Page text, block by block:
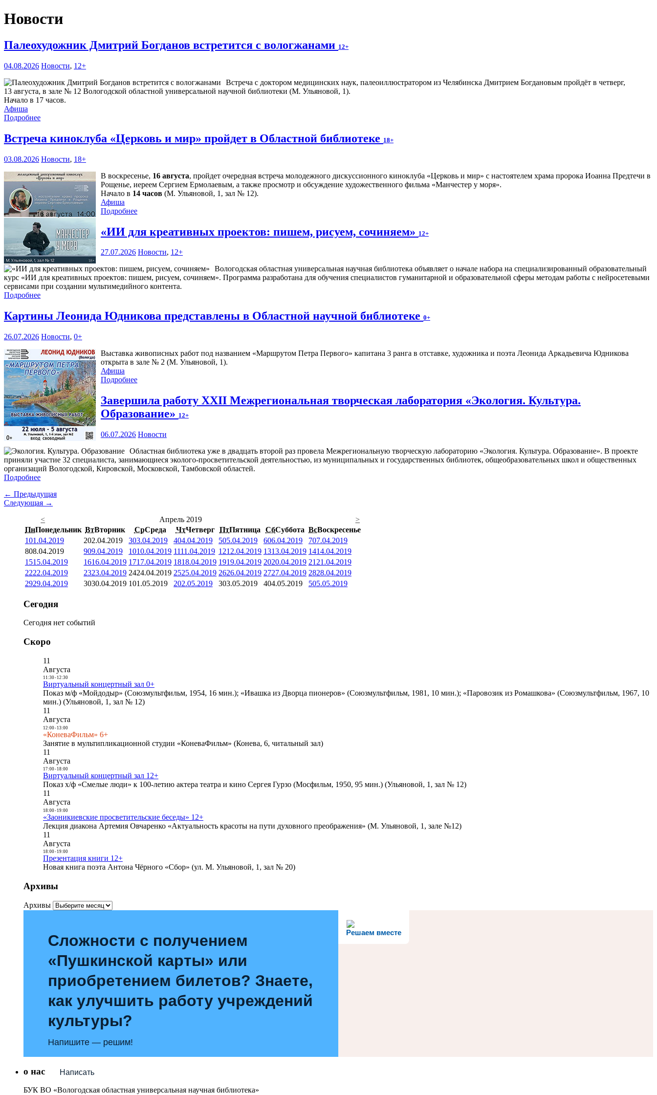
Новости
Палеохудожник Дмитрий Богданов встретится с вологжанами 12+
04.08.2026 Новости, 12+
Встреча с доктором медицинских наук, палеоиллюстратором из Челябинска Дмитрием Богдановым пройдёт в четверг,
13 августа, в зале № 12 Вологодской областной универсальной научной библиотеки (М. Ульяновой, 1).
Начало в 17 часов.
Афиша
Подробнее
Встреча киноклуба «Церковь и мир» пройдет в Областной библиотеке 18+
03.08.2026 Новости, 18+
В воскресенье, 16 августа, пройдет очередная встреча молодежного дискуссионного киноклуба «Церковь и мир» с настоятелем храма пророка Иоанна Предтечи в
Рощенье, иереем Сергием Ермолаевым, а также просмотр и обсуждение художественного фильма «Манчестер у моря».
Начало в 14 часов (М. Ульяновой, 1, зал № 12).
Афиша
Подробнее
«ИИ для креативных проектов: пишем, рисуем, сочиняем» 12+
27.07.2026 Новости, 12+
Вологодская областная универсальная научная библиотека объявляет о начале набора на специализированный образовательный
курс «ИИ для креативных проектов: пишем, рисуем, сочиняем». Программа разработана для обучения специалистов гуманитарной и образовательной сферы методам работы с нейросетевыми
сервисами при создании мультимедийного контента.
Подробнее
Картины Леонида Юдникова представлены в Областной научной библиотеке 0+
26.07.2026 Новости, 0+
Выставка живописных работ под названием «Маршрутом Петра Первого» капитана 3 ранга в отставке, художника и поэта Леонида Аркадьевича Юдникова
открыта в зале № 2 (М. Ульяновой, 1).
Афиша
Подробнее
Завершила работу XXII Межрегиональная творческая лаборатория «Экология. Культура.
Образование» 12+
06.07.2026 Новости
Областная библиотека уже в двадцать второй раз провела Межрегиональную творческую лабораторию «Экология. Культура. Образование». В проекте
приняли участие 32 специалиста, занимающиеся эколого-просветительской деятельностью, из муниципальных и государственных библиотек, общеобразовательных школ и общественных
организаций Вологодской, Кировской, Московской, Тамбовской областей.
Подробнее
← Предыдущая
Следующая →
<
Апрель 2019
>
ПнПонедельник ВтВторник СрСреда ЧтЧетверг ПтПятница СбСуббота ВсВоскресенье
101.04.2019 202.04.2019 303.04.2019 404.04.2019 505.04.2019 606.04.2019 707.04.2019
808.04.2019 909.04.2019 1010.04.2019 1111.04.2019 1212.04.2019 1313.04.2019 1414.04.2019
1515.04.2019 1616.04.2019 1717.04.2019 1818.04.2019 1919.04.2019 2020.04.2019 21 21.04.2019
2222.04.2019 2323.04.2019 2424.04.2019 2525.04.2019 2626.04.2019 2727.04.2019 2828.04.2019
2929.04.2019 3030.04.2019 101.05.2019 202.05.2019 303.05.2019 404.05.2019 505.05.2019
Сегодня
Сегодня нет событий
Скоро
11
Августа
11:30- 12:30
Виртуальный концертный зал 0+
Показ м/ф «Мойдодыр» (Союзмультфильм, 1954, 16 мин.); «Ивашка из Дворца пионеров» (Союзмультфильм, 1981, 10 мин.); «Паровозик из Ромашкова» (Союзмультфильм, 1967, 10
мин.) (Ульяновой, 1, зал № 12)
11
Августа
12:00- 13:00
«КоневаФильм» 6+
Занятие в мультипликационной студии «КоневаФильм» (Конева, 6, читальный зал)
11
Августа
17:00- 18:00
Виртуальный концертный зал 12+
Показ х/ф «Смелые люди» к 100-летию актера театра и кино Сергея Гурзо (Мосфильм, 1950, 95 мин.) (Ульяновой, 1, зал № 12)
11
Августа
18:00- 19:00
«Заоникиевские просветительские беседы» 12+
Лекция диакона Артемия Овчаренко «Актуальность красоты на пути духовного преображения» (М. Ульяновой, 1, зале №12)
11
Августа
18:00- 19:00
Презентация книги 12+
Новая книга поэта Антона Чёрного «Сбор» (ул. М. Ульяновой, 1, зал № 20)
Архивы
Архивы
Решаем вместе
Сложности с получением
«Пушкинской карты» или
приобретением билетов? Знаете,
как улучшить работу учреждений
культуры?
Напишите — решим!
Написать
о нас
БУК ВО «Вологодская областная универсальная научная библиотека»